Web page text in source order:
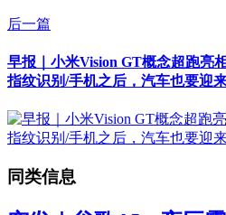
后一篇
早报｜小米Vision GT概念超跑亮
指纹识别/手机之后，汽车也要迎
同类信息